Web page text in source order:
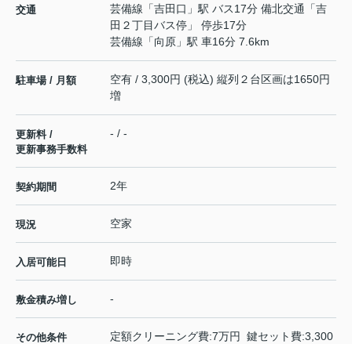
交通 芸備線 「吉田口 」駅 バス17分 備北交通「吉
田２丁目バス停」 停歩17分
芸備線 「向原 」駅 車16分 7.6km
駐車場 / 月額
空有 / 3,300円 (税込) 縦列２台区画は1650円
増
更新料 /
更新事務手数料
- / -
契約期間 2年
現況 空家
入居可能日 即時
敷金積み増し -
その他条件
定額クリーニング費:7万円 鍵セット費:3,300